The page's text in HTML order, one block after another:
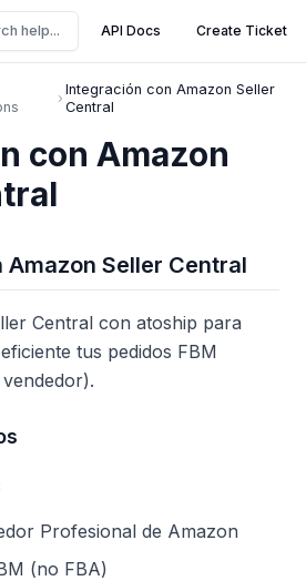
help... API Docs Create Ticket
Integración con Amazon Seller
Central
con Amazon
Seller Central
Central con atoship para
tus pedidos FBM
Profesional de Amazon
(no FBA)